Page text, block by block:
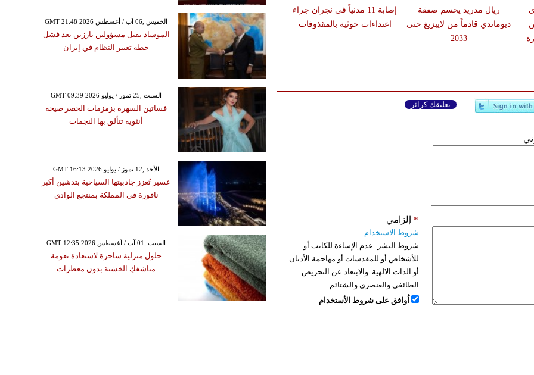
إصابة 11 مدنياً في نجران جراء
اعتداءات حوثية بالمقذوفات
ريال مدريد يحسم صفقة
ديوماندي قادماً من لايبزيغ حتى
2033
تعليقك كزائر
إلزامي *
شروط الاستخدام
شروط النشر: عدم الإساءة للكاتب أو
للأشخاص أو للمقدسات أو مهاجمة الأديان
أو الذات الالهية. والابتعاد عن التحريض
الطائفي والعنصري والشتائم.
اُوافق على شروط الأستخدام
GMT 21:48 2026 الخميس ,06 آب / أغسطس
الموساد يقيل مسؤولين بارزين بعد فشل
خطة تغيير النظام في إيران
GMT 09:39 2026 السبت ,25 تموز / يوليو
فساتين السهرة بزمزمات الخصر صيحة
أنثوية تتألق بها النجمات
GMT 16:13 2026 الأحد ,12 تموز / يوليو
عسير تُعزز جاذبيتها السياحية بتدشين أكبر
نافورة في المملكة بمنتجع الوادي
GMT 12:35 2026 السبت ,01 آب / أغسطس
حلول منزلية ساحرة لاستعادة نعومة
مناشفكِ الخشنة بدون معطرات